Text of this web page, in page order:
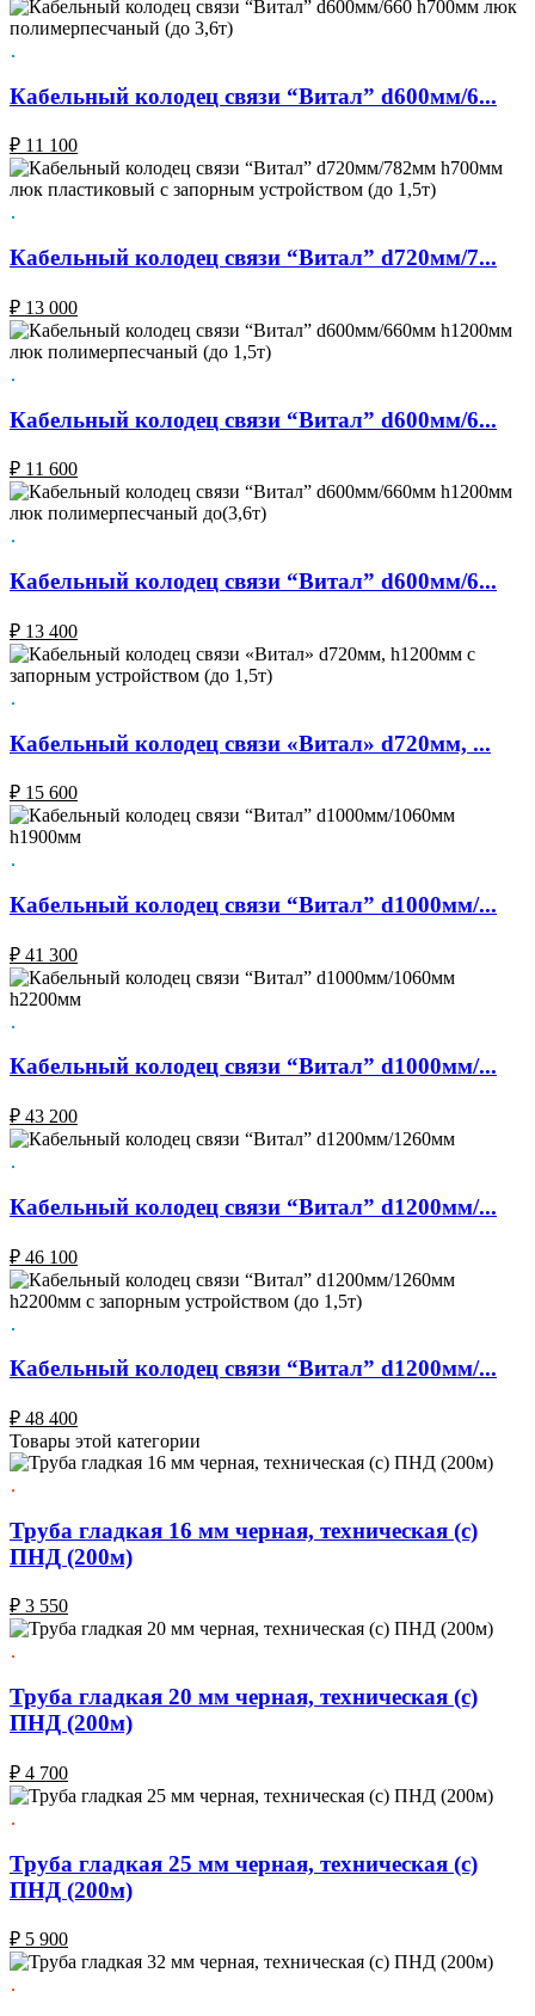
Кабельный колодец связи “Витал” d600мм/6...
₽ 11 100
Кабельный колодец связи “Витал” d720мм/7...
₽ 13 000
Кабельный колодец связи “Витал” d600мм/6...
₽ 11 600
Кабельный колодец связи “Витал” d600мм/6...
₽ 13 400
Кабельный колодец связи «Витал» d720мм, ...
₽ 15 600
Кабельный колодец связи “Витал” d1000мм/...
₽ 41 300
Кабельный колодец связи “Витал” d1000мм/...
₽ 43 200
Кабельный колодец связи “Витал” d1200мм/...
₽ 46 100
Кабельный колодец связи “Витал” d1200мм/...
₽ 48 400
Товары этой категории
Труба гладкая 16 мм черная, техническая (с)
ПНД (200м)
₽ 3 550
Труба гладкая 20 мм черная, техническая (с)
ПНД (200м)
₽ 4 700
Труба гладкая 25 мм черная, техническая (с)
ПНД (200м)
₽ 5 900